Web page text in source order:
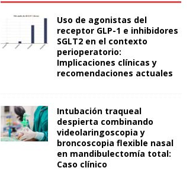
Uso de agonistas del
receptor GLP-1 e inhibidores
SGLT2 en el contexto
perioperatorio:
Implicaciones clínicas y
recomendaciones actuales
Intubación traqueal
despierta combinando
videolaringoscopia y
broncoscopia flexible nasal
en mandibulectomía total:
Caso clínico